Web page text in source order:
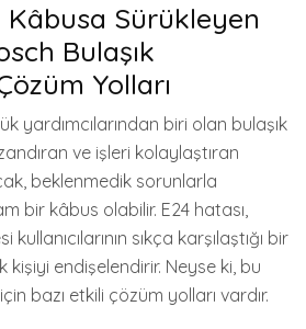
Kâbusa Sürükleyen
Bulaşık
Yolları
yardımcılarından biri olan bulaşık
ve işleri kolaylaştıran
beklenmedik sorunlarla
bir kâbus olabilir. E24 hatası,
sıkça karşılaştığı bir
endişelendirir. Neyse ki, bu
bazı etkili çözüm yolları vardır.